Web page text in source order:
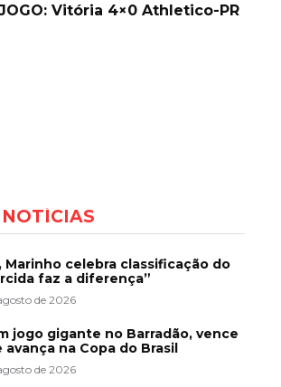
Vitória 4×0 Athletico-PR
Marinho celebra classificação do
faz a diferença”
de 2026
jogo gigante no Barradão, vence
na Copa do Brasil
de 2026